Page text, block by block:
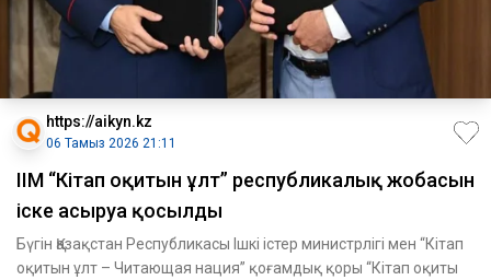
https://aikyn.kz
06 Тамыз 2026 21:11
ІІМ “Кітап оқитын ұлт” республикалық жобасын
іске асыруға қосылды
Бүгін Қазақстан Республикасы Ішкі істер министрлігі мен “Кітап
оқитын ұлт – Читающая нация” қоғамдық қоры “Кітап оқиты